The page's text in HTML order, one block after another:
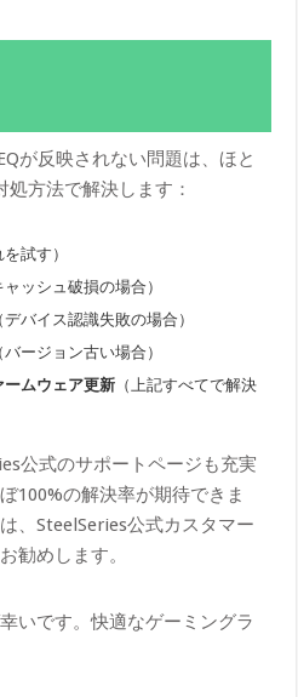
が反映されない問題は、ほと
方法で解決します：
試す）
ャッシュ破損の場合）
デバイス認識失敗の場合）
バージョン古い場合）
ムウェア更新 （上記すべてで解決
公式のサポートページも充実
100%の解決率が期待できま
、SteelSeries公式カスタマー
勧めします。
いです。快適なゲーミングラ